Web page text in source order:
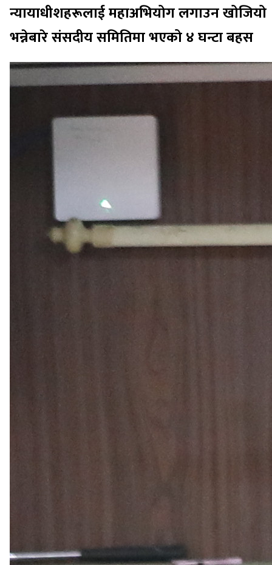
न्यायाधीशहरूलाई महाअभियोग लगाउन खोजियो
भन्नेबारे संसदीय समितिमा भएको ४ घन्टा बहस